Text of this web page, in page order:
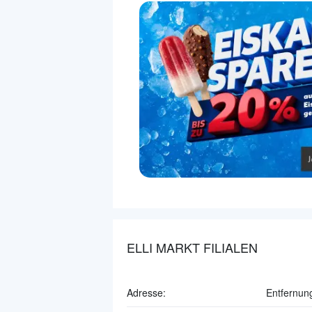
ELLI MARKT FILIALEN
Adresse: